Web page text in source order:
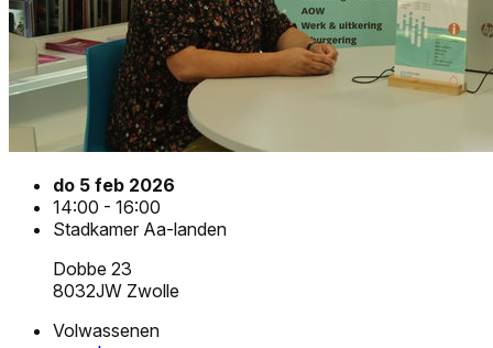
do 5 feb 2026
14:00 - 16:00
Stadkamer Aa-landen
Dobbe 23
8032JW Zwolle
Volwassenen